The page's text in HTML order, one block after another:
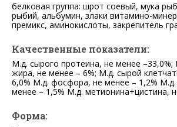
белковая группа: шрот соевый, мука
рыбий, альбумин, злаки витамино-
премикс, аминокислоты, закрепитель
Качественные показатели:
М.д. сырого протеина, не менее –33,0%;
жира, не менее – 6%; М.д. сырой
6,0% М.д. фосфора, не менее – 1,2% М.д.
менее – 1,5% М.д. метионина+цистина,
Форма: